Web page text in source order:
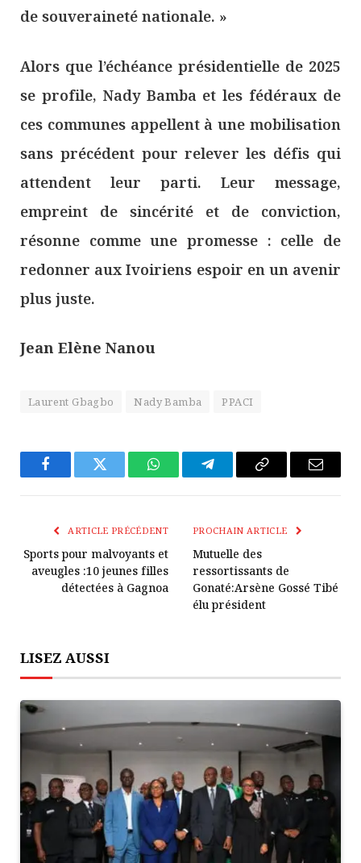
de souveraineté nationale. »
Alors que l’échéance présidentielle de 2025
se profile, Nady Bamba et les fédéraux de
ces communes appellent à une mobilisation
sans précédent pour relever les défis qui
attendent leur parti. Leur message,
empreint de sincérité et de conviction,
résonne comme une promesse : celle de
redonner aux Ivoiriens espoir en un avenir
plus juste.
Jean Elène Nanou
Laurent Gbagbo Nady Bamba PPACI
FacebookTwitter WhatsAppTélégrammeCopier
Lien
E-
ARTICLE PRÉCÉDENT
Sports pour malvoyants et
aveugles :10 jeunes filles
détectées à Gagnoa
PROCHAIN ARTICLE
Mutuelle des
ressortissants de
Gonaté:Arsène Gossé Tibé
élu président
LISEZ AUSSI